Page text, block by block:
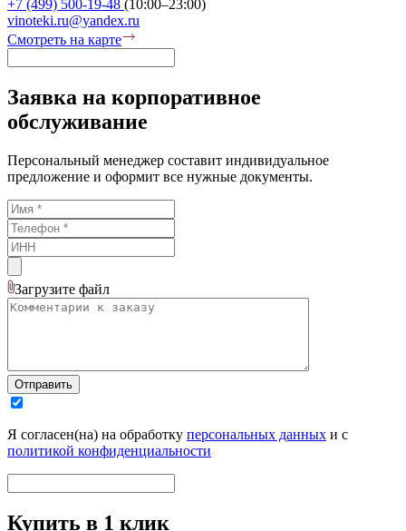
+7 (499) 500-19-48 (10:00–23:00)
vinoteki.ru@yandex.ru
Смотреть на карте
Заявка на корпоративное
обслуживание
Персональный менеджер составит индивидуальное
предложение и оформит все нужные документы.
Загрузите файл
Отправить
Я согласен(на) на обработку персональных данных и с
политикой конфиденциальности
Купить в 1 клик